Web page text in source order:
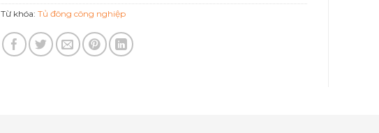
Từ khóa:Tủ đông công nghiệp